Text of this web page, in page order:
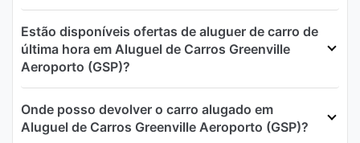
Estão disponíveis ofertas de aluguer de carro de
última hora em Aluguel de Carros Greenville
Aeroporto (GSP)?
Onde posso devolver o carro alugado em
Aluguel de Carros Greenville Aeroporto (GSP)?